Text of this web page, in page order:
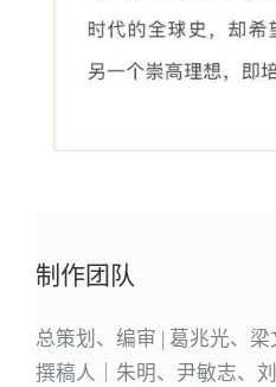
制作团队
总策划、编审 | 葛兆光、梁
撰稿人｜朱明、尹敏志、